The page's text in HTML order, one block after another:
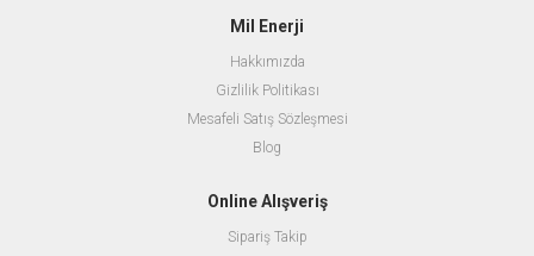
Mil Enerji
Hakkımızda
Gizlilik Politikası
Mesafeli Satış Sözleşmesi
Blog
Online Alışveriş
Sipariş Takip